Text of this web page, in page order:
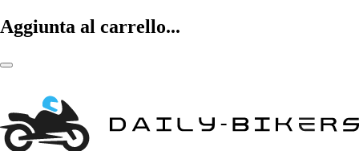
Aggiunta al carrello...